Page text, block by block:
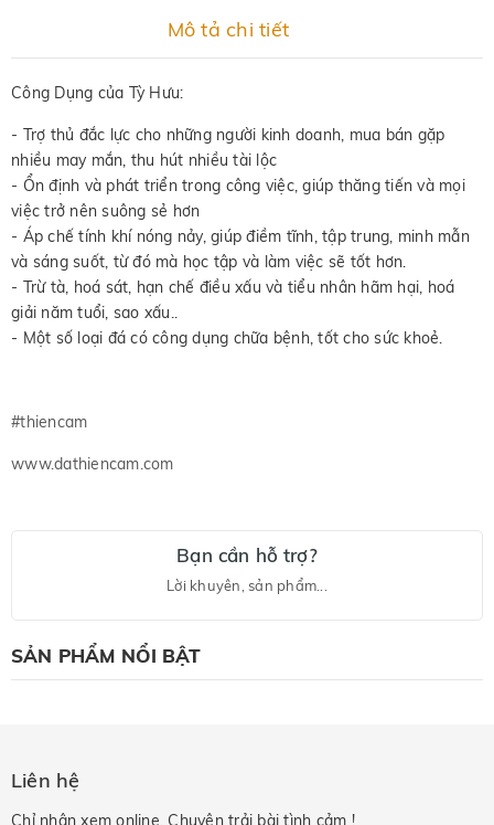
Mô tả chi tiết
Công Dụng của Tỳ Hưu:
- Trợ thủ đắc lực cho những người kinh doanh, mua bán gặp
nhiều may mắn, thu hút nhiều tài lộc
- Ổn định và phát triển trong công việc, giúp thăng tiến và mọi
việc trở nên suông sẻ hơn
- Áp chế tính khí nóng nảy, giúp điềm tĩnh, tập trung, minh mẫn
và sáng suốt, từ đó mà học tập và làm việc sẽ tốt hơn.
- Trừ tà, hoá sát, hạn chế điều xấu và tiểu nhân hãm hại, hoá
giải năm tuổi, sao xấu..
- Một số loại đá có công dụng chữa bệnh, tốt cho sức khoẻ.
#thiencam
www.dathiencam.com
Bạn cần hỗ trợ?
Lời khuyên, sản phẩm...
SẢN PHẨM NỔI BẬT
Liên hệ
Chỉ nhận xem online. Chuyên trải bài tình cảm !